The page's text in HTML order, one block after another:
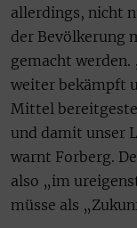
allerdings, nicht
der Bevölkerung
gemacht
weiter bekämpft
Mittel
und damit unser
warnt Forberg.
also „im
müsse als